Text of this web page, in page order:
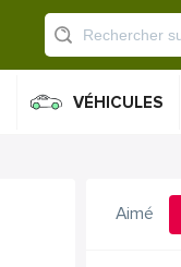
VÉHICULES
Aimé